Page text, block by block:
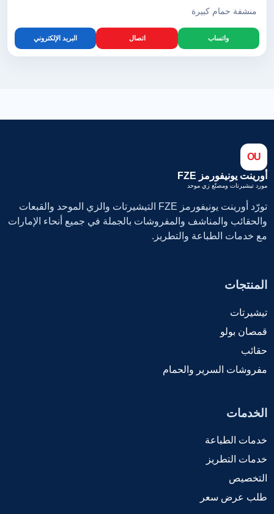
منشفة حمام كبيرة
واتساب اتصال البريد الإلكتروني
OU
أورينت يونيفورمز FZE
مورد تيشيرتات ومصنّع زي موحد
تورّد أورينت يونيفورمز FZE التيشيرتات والزي الموحد والقبعات
والحقائب والمناشف والمفروشات بالجملة في جميع أنحاء الإمارات
مع خدمات الطباعة والتطريز.
المنتجات
تيشيرتات
قمصان بولو
حقائب
مفروشات السرير والحمام
الخدمات
خدمات الطباعة
خدمات التطريز
التخصيص
طلب عرض سعر